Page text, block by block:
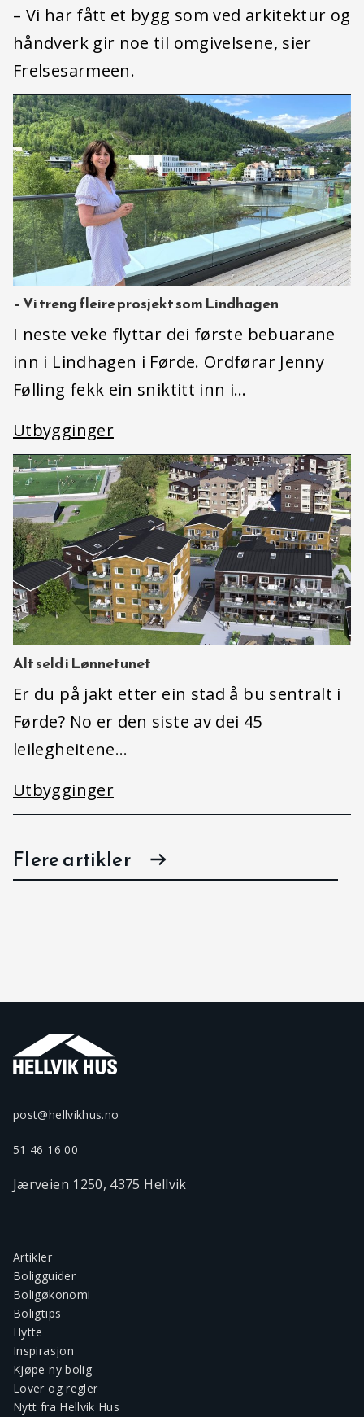
– Vi har fått et bygg som ved arkitektur og
håndverk gir noe til omgivelsene, sier
Frelsesarmeen.
– Vi treng fleire prosjekt som Lindhagen
I neste veke flyttar dei første bebuarane
inn i Lindhagen i Førde. Ordførar Jenny
Følling fekk ein sniktitt inn i…
Utbygginger
Alt seld i Lønnetunet
Er du på jakt etter ein stad å bu sentralt i
Førde? No er den siste av dei 45
leilegheitene…
Utbygginger
Flere artikler
post@hellvikhus.no
51 46 16 00
Jærveien 1250, 4375 Hellvik
Artikler
Boligguider
Boligøkonomi
Boligtips
Hytte
Inspirasjon
Kjøpe ny bolig
Lover og regler
Nytt fra Hellvik Hus